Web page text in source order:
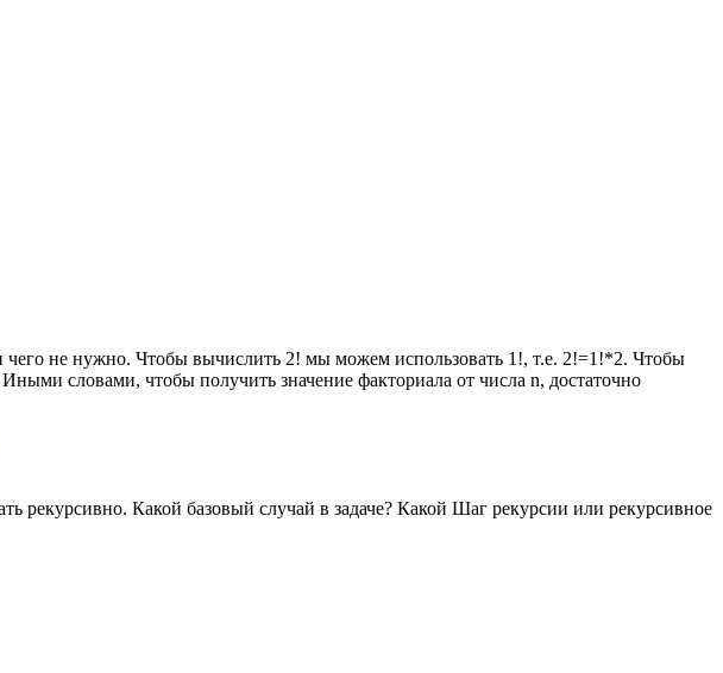
чего не нужно. Чтобы вычислить 2! мы можем использовать 1!, т.е. 2!=1!*2. Чтобы
словами, чтобы получить значение факториала от числа n, достаточно
Какой базовый случай в задаче? Какой Шаг рекурсии или рекурсивное